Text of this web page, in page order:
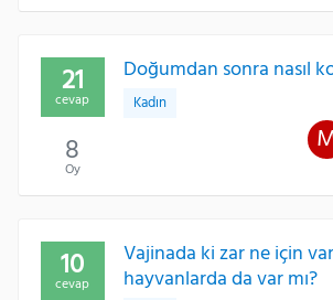
Doğumdan sonra nasıl
Kadın
21
cevap
8
Oy
Vajinada ki zar ne için
hayvanlarda da var mı?
10
cevap